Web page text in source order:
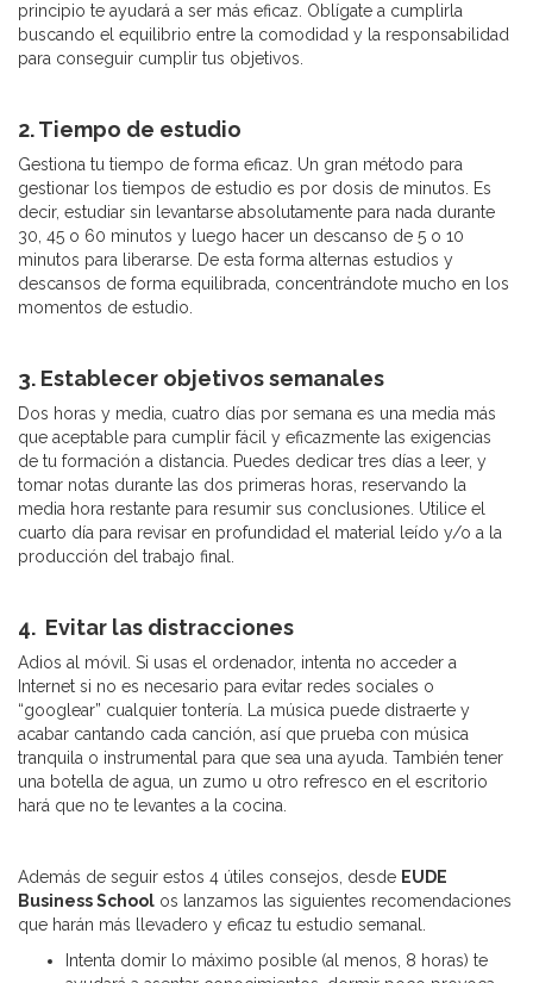
principio te ayudará a ser más eficaz. Oblígate a cumplirla
buscando el equilibrio entre la comodidad y la responsabilidad
para conseguir cumplir tus objetivos.
2. Tiempo de estudio
Gestiona tu tiempo de forma eficaz. Un gran método para
gestionar los tiempos de estudio es por dosis de minutos. Es
decir, estudiar sin levantarse absolutamente para nada durante
30, 45 o 60 minutos y luego hacer un descanso de 5 o 10
minutos para liberarse. De esta forma alternas estudios y
descansos de forma equilibrada, concentrándote mucho en los
momentos de estudio.
3. Establecer objetivos semanales
Dos horas y media, cuatro días por semana es una media más
que aceptable para cumplir fácil y eficazmente las exigencias
de tu formación a distancia. Puedes dedicar tres días a leer, y
tomar notas durante las dos primeras horas, reservando la
media hora restante para resumir sus conclusiones. Utilice el
cuarto día para revisar en profundidad el material leído y/o a la
producción del trabajo final.
4. Evitar las distracciones
Adios al móvil. Si usas el ordenador, intenta no acceder a
Internet si no es necesario para evitar redes sociales o
“googlear” cualquier tontería. La música puede distraerte y
acabar cantando cada canción, así que prueba con música
tranquila o instrumental para que sea una ayuda. También tener
una botella de agua, un zumo u otro refresco en el escritorio
hará que no te levantes a la cocina.
Además de seguir estos 4 útiles consejos, desde EUDE
Business School os lanzamos las siguientes recomendaciones
que harán más llevadero y eficaz tu estudio semanal.
Intenta domir lo máximo posible (al menos, 8 horas) te